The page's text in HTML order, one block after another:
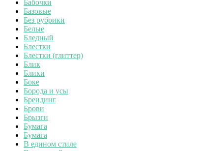
Бабочки
Базовые
Без рубрики
Белые
Бледный
Блестки
Блестки (глиттер)
Блик
Блики
Боке
Борода и усы
Брендинг
Брови
Брызги
Бумага
Бумага
В едином стиле